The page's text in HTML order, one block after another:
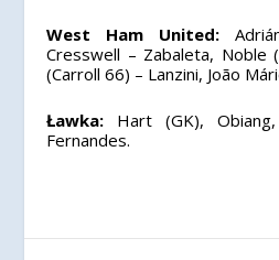
West Ham United:
Cresswell – Zabaleta, Noble
(Carroll 66) – Lanzini, João
Ławka: Hart (GK),
Fernandes.